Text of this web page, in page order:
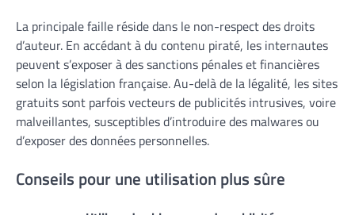
La principale faille réside dans le non-respect des droits
d’auteur. En accédant à du contenu piraté, les internautes
peuvent s’exposer à des sanctions pénales et financières
selon la législation française. Au-delà de la légalité, les sites
gratuits sont parfois vecteurs de publicités intrusives, voire
malveillantes, susceptibles d’introduire des malwares ou
d’exposer des données personnelles.
Conseils pour une utilisation plus sûre